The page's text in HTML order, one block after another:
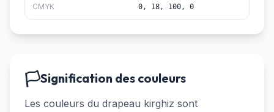
CMYK 0, 18, 100, 0
🏳️Signification des couleurs
Les couleurs du drapeau kirghiz sont